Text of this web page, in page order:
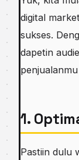
digital
sukses.
dapetin
1.
Pastiin dulu